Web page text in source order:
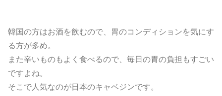
韓国の方はお酒を飲むので、胃のコンディションを気にす
る方が多め。
また辛いものもよく食べるので、毎日の胃の負担もすごい
ですよね。
そこで人気なのが日本のキャベジンです。